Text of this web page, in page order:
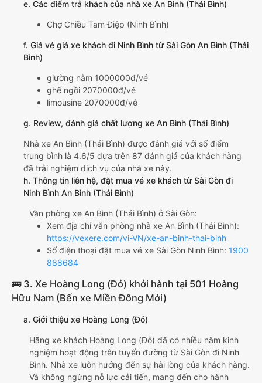
e. Các điểm trả khách của nhà xe An Bình (Thái Bình)
Chợ Chiều Tam Điệp (Ninh Bình)
f. Giá vé giá xe khách đi Ninh Bình từ Sài Gòn An Bình (Thái
Bình)
giường nằm 1000000đ/vé
ghế ngồi 2070000đ/vé
limousine 2070000đ/vé
g. Review, đánh giá chất lượng xe An Bình (Thái Bình)
Nhà xe An Bình (Thái Bình) được đánh giá với số điểm
trung bình là 4.6/5 dựa trên 87 đánh giá của khách hàng
đã trải nghiệm dịch vụ của nhà xe này.
h. Thông tin liên hệ, đặt mua vé xe khách từ Sài Gòn đi
Ninh Bình An Bình (Thái Bình)
Văn phòng xe An Bình (Thái Bình) ở Sài Gòn:
Xem địa chỉ văn phòng nhà xe An Bình (Thái Bình):
https://vexere.com/vi-VN/xe-an-binh-thai-binh
Số điện thoại đặt mua vé xe Sài Gòn Ninh Bình: 1900
888684
🚌 3. Xe Hoàng Long (Đỏ) khởi hành tại 501 Hoàng
Hữu Nam (Bến xe Miền Đông Mới)
a. Giới thiệu xe Hoàng Long (Đỏ)
Hãng xe khách Hoàng Long (Đỏ) đã có nhiều năm kinh
nghiệm hoạt động trên tuyến đường từ Sài Gòn đi Ninh
Bình. Nhà xe luôn hướng đến sự hài lòng của khách hàng.
Và không ngừng nỗ lực cải tiến, mang đến cho hành